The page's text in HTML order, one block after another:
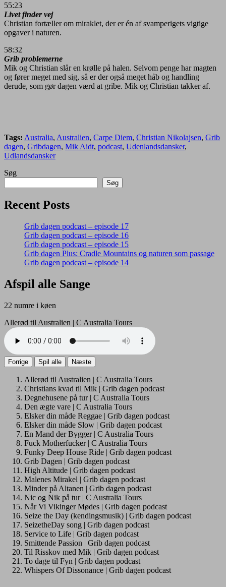
55:23
Livet finder vej
Christian fortæller om miraklet, der er én af svamperigets vigtige
opgaver i naturen.
58:32
Grib problemerne
Mik og Christian slår en krølle på halen. Selvom penge har magten
og fører meget med sig, så er der også meget håb og handling
derude, som gør dagen værd at gribe. Mik og Christian takker af.
Tags: Australia, Australien, Carpe Diem, Christian Nikolajsen, Grib
dagen, Gribdagen, Mik Aidt, podcast, Udenlandsdansker,
Udlandsdansker
Søg
Søg
Recent Posts
Grib dagen podcast – episode 17
Grib dagen podcast – episode 16
Grib dagen podcast – episode 15
Grib dagen Plus: Cradle Mountains og naturen som passage
Grib dagen podcast – episode 14
Afspil alle Sange
22 numre i køen
Allerød til Australien | C Australia Tours
Forrige Spil alle Næste
Allerød til Australien | C Australia Tours
Christians kvad til Mik | Grib dagen podcast
Degnehusene på tur | C Australia Tours
Den ægte vare | C Australia Tours
Elsker din måde Reggae | Grib dagen podcast
Elsker din måde Slow | Grib dagen podcast
En Mand der Bygger | C Australia Tours
Fuck Motherfucker | C Australia Tours
Funky Deep House Ride | Grib dagen podcast
Grib Dagen | Grib dagen podcast
High Altitude | Grib dagen podcast
Malenes Mirakel | Grib dagen podcast
Minder på Altanen | Grib dagen podcast
Nic og Nik på tur | C Australia Tours
Når Vi Vikinger Mødes | Grib dagen podcast
Seize the Day (kendingsmusik) | Grib dagen podcast
SeizetheDay song | Grib dagen podcast
Service to Life | Grib dagen podcast
Smittende Passion | Grib dagen podcast
Til Risskov med Mik | Grib dagen podcast
To dage til Fyn | Grib dagen podcast
Whispers Of Dissonance | Grib dagen podcast